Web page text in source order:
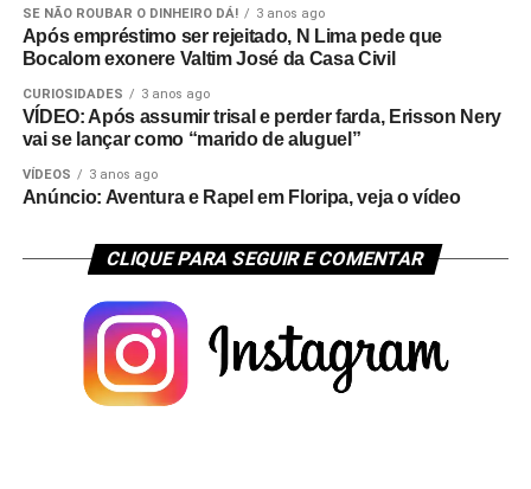
SE NÃO ROUBAR O DINHEIRO DÁ! 3 anos ago
Após empréstimo ser rejeitado, N Lima pede que
Bocalom exonere Valtim José da Casa Civil
CURIOSIDADES 3 anos ago
VÍDEO: Após assumir trisal e perder farda, Erisson Nery
vai se lançar como “marido de aluguel”
VÍDEOS 3 anos ago
Anúncio: Aventura e Rapel em Floripa, veja o vídeo
CLIQUE PARA SEGUIR E COMENTAR